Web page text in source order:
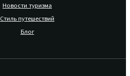
Новости туризма
Стиль путешествий
Блог